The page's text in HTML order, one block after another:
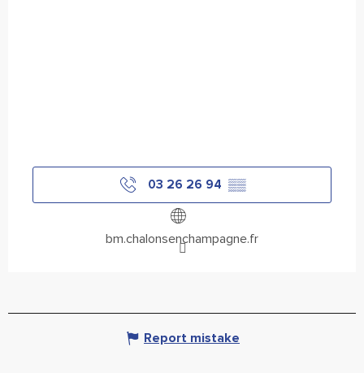
03 26 26 94 ▒▒
bm.chalonsenchampagne.fr
Report mistake